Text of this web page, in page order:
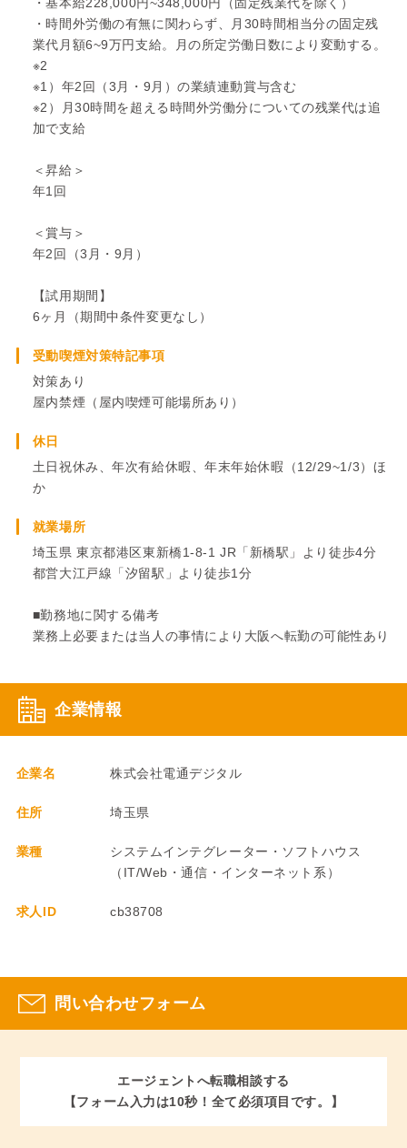
・時間外労働の有無に関わらず、月30時間相当分の固定残
業代月額6~9万円支給。月の所定労働日数により変動する。
※2
※1）年2回（3月・9月）の業績連動賞与含む
※2）月30時間を超える時間外労働分についての残業代は追
加で支給
＜昇給＞
年1回
＜賞与＞
年2回（3月・9月）
【試用期間】
6ヶ月（期間中条件変更なし）
受動喫煙対策特記事項
対策あり
屋内禁煙（屋内喫煙可能場所あり）
休日
土日祝休み、年次有給休暇、年末年始休暇（12/29~1/3）ほ
か
就業場所
埼玉県 東京都港区東新橋1-8-1 JR「新橋駅」より徒歩4分
都営大江戸線「汐留駅」より徒歩1分
■勤務地に関する備考
業務上必要または当人の事情により大阪へ転勤の可能性あり
企業情報
企業名 株式会社電通デジタル
住所 埼玉県
業種
システムインテグレーター・ソフトハウス
（IT/Web・通信・インターネット系）
求人ID cb38708
問い合わせフォーム
エージェントへ転職相談する
【フォーム入力は10秒！全て必須項目です。】